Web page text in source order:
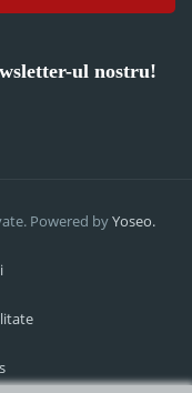
ul nostru!
Powered byYoseo.